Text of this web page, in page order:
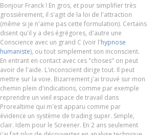
Bonjour Franck ! En gros, et pour simplifier très
grossièrement, il s'agit de la loi de l'attraction
(même si je n'aime pas cette formulation). Certains
disent qu'il y a des égrégores, d'autre une
Conscience avec un grand C (voir l'hypnose
humaniste), ou tout simplement son inconscient.
En entrant en contact avec ces "choses" on peut
avoir de l'aide. L'inconscient dirige tout. Il peut
mettre sur la voie. Bizarrement j'ai trouvé sur mon
chemin plein d'indications, comme par exemple
reprendre un vieil espace de travail dans
Prorealtime qui m'est apparu comme par
évidence un système de trading super. Simple,
clair. Idem pour le Screener. En 2 ans seulement